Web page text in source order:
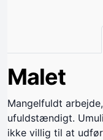
Malet
Mangelfuldt
ufuldstændigt.
ikke villig til at